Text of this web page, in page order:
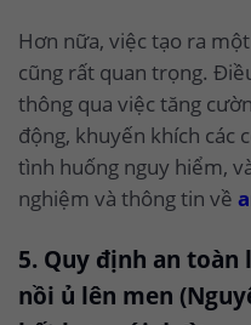
Hơn nữa, việc tạo ra
cũng rất quan trọng.
thông qua việc tăng
động, khuyến khích các
tình huống nguy hiểm,
nghiệm và thông tin về
5. Quy định an toàn
nồi ủ lên men